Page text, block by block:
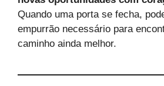
Quando uma porta se fecha,
empurrão necessário para
caminho ainda melhor.